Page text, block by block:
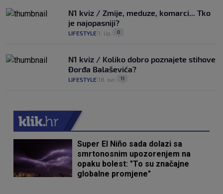
N1 kviz / Zmije, meduze, komarci... Tko
je najopasniji?
LIFESTYLE 1. lip. 0
N1 kviz / Koliko dobro poznajete stihove
Đorđa Balaševića?
LIFESTYLE 18. svi. 11
Super El Niño sada dolazi sa
smrtonosnim upozorenjem na
opaku bolest: "To su značajne
globalne promjene"